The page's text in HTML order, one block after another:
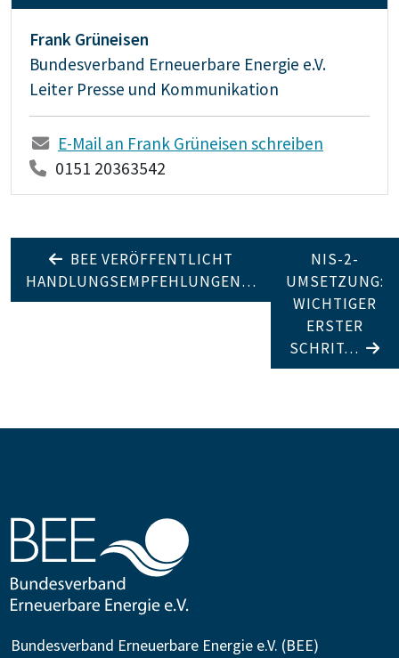
Frank Grüneisen
Bundesverband Erneuerbare Energie e.V.
Leiter Presse und Kommunikation
E-Mail an Frank Grüneisen schreiben
0151 20363542
BEE VERÖFFENTLICHT
HANDLUNGSEMPFEHLUNGEN…
NIS-2-
UMSETZUNG:
WICHTIGER
ERSTER
SCHRIT…
Bundesverband Erneuerbare Energie e.V. (BEE)